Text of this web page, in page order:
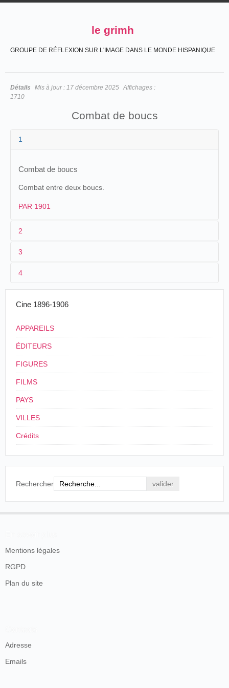
le grimh
GROUPE DE RÉFLEXION SUR L'IMAGE DANS LE MONDE HISPANIQUE
Détails Mis à jour : 17 décembre 2025 Affichages :
1710
Combat de boucs
1
Combat de boucs
Combat entre deux boucs.
PAR 1901
2
1
2
3
≤1901
4
France
3
4
Cine 1896-1906
APPAREILS
ÉDITEURS
FIGURES
FILMS
PAYS
VILLES
Crédits
Rechercher
Mentions légales
RGPD
Plan du site
Adresse
Emails